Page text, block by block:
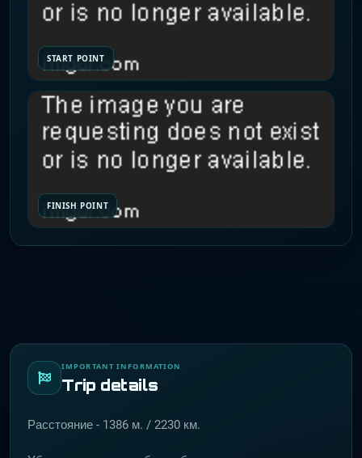
START POINT
FINISH POINT
IMPORTANT INFORMATION
Trip details
Расстояние - 1386 м. / 2230 км.